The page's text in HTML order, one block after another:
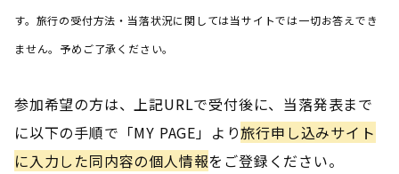
す。旅行の受付方法・当落状況に関しては当サイトでは一切お答えでき
ません。予めご了承ください。
参加希望の方は、上記URLで受付後に、当落発表まで
に以下の手順で「MY PAGE」より旅行申し込みサイト
に入力した同内容の個人情報をご登録ください。